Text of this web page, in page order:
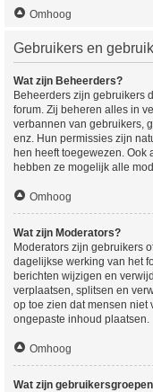
Omhoog
Gebruikers en
Wat zijn Beheerders?
Beheerders zijn gebruikers
forum. Zij beheren alles in
verbannen van gebruikers,
enz. Hun permissies zijn
hen heeft toegewezen.
hebben ze mogelijk alle
Omhoog
Wat zijn Moderators?
Moderators zijn gebruikers
dagelijkse werking van het
berichten wijzigen en
verplaatsen, splitsen en
op toe zien dat mensen niet
ongepaste inhoud plaatsen.
Omhoog
Wat zijn